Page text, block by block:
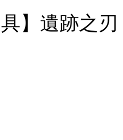
具】遺跡之